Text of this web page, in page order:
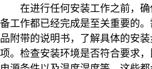
在进行任何安装工作之前，
备工作都已经完成是至关重要的
品附带的说明书，了解具体的安
项。检查安装环境是否符合要求，